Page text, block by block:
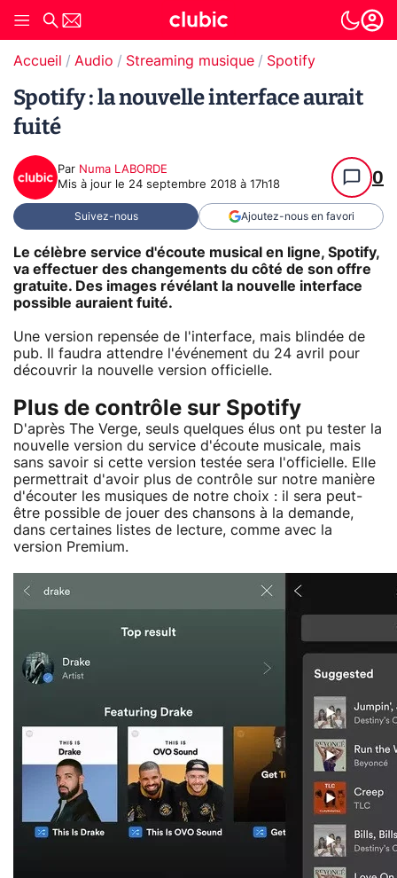
Accueil Audio Streaming musique Spotify
Spotify : la nouvelle interface aurait
fuité
Par Numa LABORDE
Mis à jour le 24 septembre 2018 à 17h18 0
Suivez-nous Ajoutez-nous en favori
Le célèbre service d'écoute musical en ligne, Spotify,
va effectuer des changements du côté de son offre
gratuite. Des images révélant la nouvelle interface
possible auraient fuité.
Une version repensée de l'interface, mais blindée de
pub. Il faudra attendre l'événement du 24 avril pour
découvrir la nouvelle version officielle.
Plus de contrôle sur Spotify
D'après The Verge, seuls quelques élus ont pu tester la
nouvelle version du service d'écoute musicale, mais
sans savoir si cette version testée sera l'officielle. Elle
permettrait d'avoir plus de contrôle sur notre manière
d'écouter les musiques de notre choix : il sera peut-
être possible de jouer des chansons à la demande,
dans certaines listes de lecture, comme avec la
version Premium.